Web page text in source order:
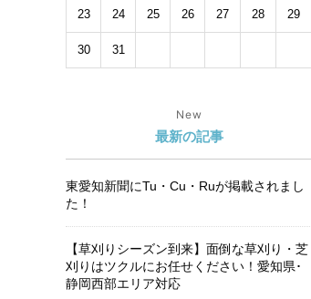
23 24 25 26 27 28 29
30 31
New
最新の記事
東愛知新聞にTu・Cu・Ruが掲載されまし
た！
【草刈りシーズン到来】面倒な草刈り・芝
刈りはツクルにお任せください！愛知県･
静岡西部エリア対応